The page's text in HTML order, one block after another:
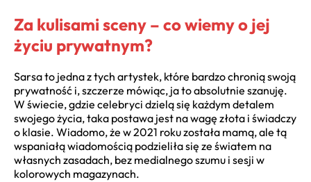
Za kulisami sceny – co wiemy o jej
życiu prywatnym?
Sarsa to jedna z tych artystek, które bardzo chronią swoją
prywatność i, szczerze mówiąc, ja to absolutnie szanuję.
W świecie, gdzie celebryci dzielą się każdym detalem
swojego życia, taka postawa jest na wagę złota i świadczy
o klasie. Wiadomo, że w 2021 roku została mamą, ale tą
wspaniałą wiadomością podzieliła się ze światem na
własnych zasadach, bez medialnego szumu i sesji w
kolorowych magazynach.